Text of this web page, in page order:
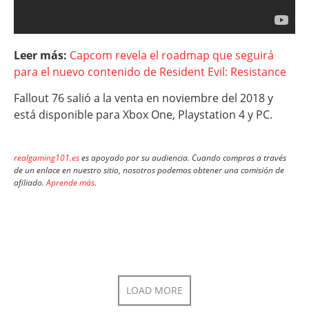
Leer más: Capcom revela el roadmap que seguirá
para el nuevo contenido de Resident Evil: Resistance
Fallout 76 salió a la venta en noviembre del 2018 y
está disponible para Xbox One, Playstation 4 y PC.
realgaming101.eses apoyado por su audiencia. Cuando compras a través
de un enlace en nuestro sitio, nosotros podemos obtener una comisión de
afiliado.Aprende más.
LOAD MORE